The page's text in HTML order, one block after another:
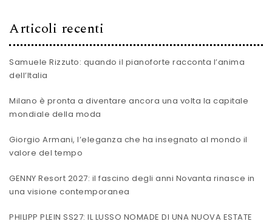
Articoli recenti
Samuele Rizzuto: quando il pianoforte racconta l’anima
dell’Italia
Milano è pronta a diventare ancora una volta la capitale
mondiale della moda
Giorgio Armani, l’eleganza che ha insegnato al mondo il
valore del tempo
GENNY Resort 2027: il fascino degli anni Novanta rinasce in
una visione contemporanea
PHILIPP PLEIN SS27: IL LUSSO NOMADE DI UNA NUOVA ESTATE